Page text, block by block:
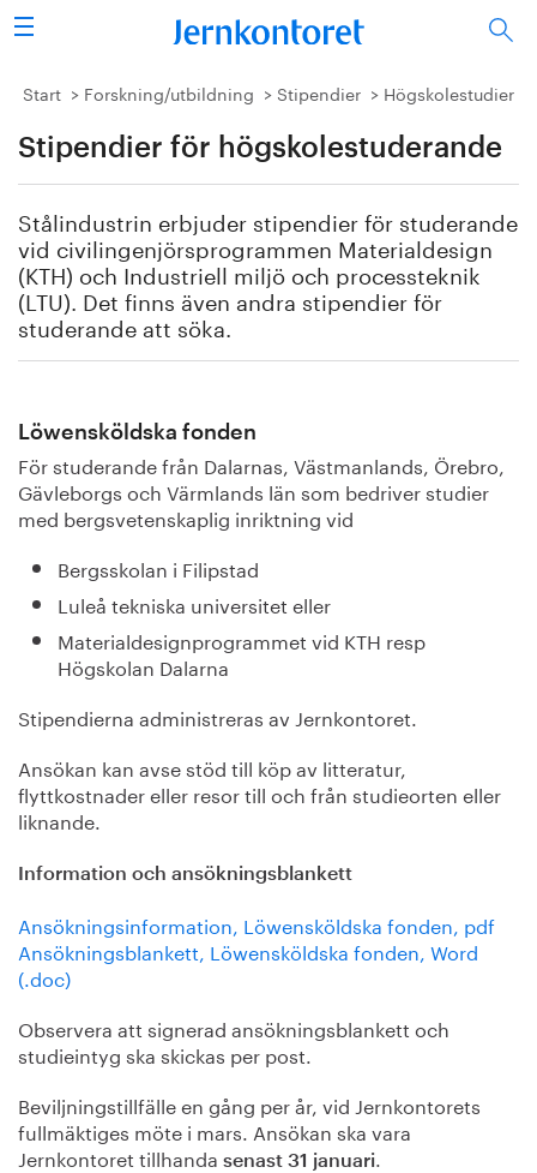
Sök
Stålindustrin
Vision 2050
Forskning/utbildning
Energi/miljö
Vi tycker
Om oss
Start Forskning/utbildning Stipendier Högskolestudier
Stipendier för högskolestuderande
Stålindustrin erbjuder stipendier för studerande
vid civilingenjörsprogrammen Materialdesign
(KTH) och Industriell miljö och processteknik
(LTU). Det finns även andra stipendier för
studerande att söka.
Löwensköldska fonden
För studerande från Dalarnas, Västmanlands, Örebro,
Gävleborgs och Värmlands län som bedriver studier
med bergsvetenskaplig inriktning vid
Bergsskolan i Filipstad
Luleå tekniska universitet eller
Materialdesignprogrammet vid KTH resp
Högskolan Dalarna
Stipendierna administreras av Jernkontoret.
Ansökan kan avse stöd till köp av litteratur,
flyttkostnader eller resor till och från studieorten eller
liknande.
Information och ansökningsblankett
Ansökningsinformation, Löwensköldska fonden, pdf
Ansökningsblankett, Löwensköldska fonden, Word
(.doc)
Observera att signerad ansökningsblankett och
studieintyg ska skickas per post.
Beviljningstillfälle en gång per år, vid Jernkontorets
fullmäktiges möte i mars. Ansökan ska vara
Jernkontoret tillhanda senast 31 januari.